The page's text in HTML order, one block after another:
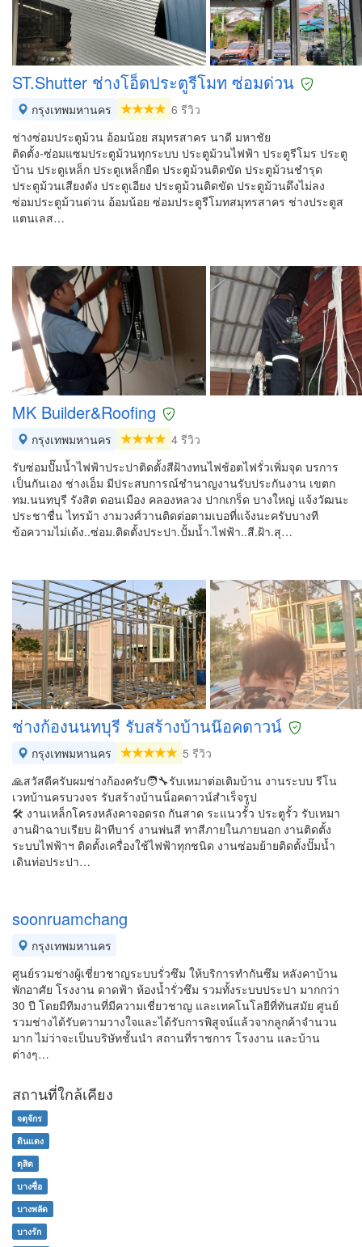
ST.Shutter ช่างโอ็ดประตูรีโมท ซ่อมด่วน
กรุงเทพมหานคร
6 รีวิว
ช่างซ่อมประตูม้วน อ้อมน้อย สมุทรสาคร นาดี มหาชัย
ติดตั้ง-ซ่อมแซมประตูม้วนทุกระบบ ประตูม้วนไฟฟ้า ประตูรีโมร ประตู
บ้าน ประตูเหล็ก ประตูเหล็กยืด ประตูม้วนติดขัด ประตูม้วนชำรุด
ประตูม้วนเสียงดัง ประตูเอียง ประตูม้วนติดขัด ประตูม้วนดึงไม่ลง
ซ่อมประตูม้วนด่วน อ้อมน้อย ซ่อมประตูรีโมทสมุทรสาคร ช่างประตูส
แตนเลส…
MK Builder&Roofing
กรุงเทพมหานคร
4 รีวิว
รับซ่อมปั๊มน้ำไฟฟ้าประปาติดตั้งสีฝ้างทนไฟช้อตไฟรั่วเพิ่มจุด บรการ
เป็นกันเอง ช่างเอ็ม มีประสบการณ์ชำนาญงานรับประกันงาน เขตก
ทม.นนทบุรี รังสิต ดอนเมือง คลองหลวง ปากเกร็ด บางใหญ่ แจ้งวัฒนะ
ประชาชื่น ไทรม้า งามวงศ์วานติดต่อตามเบอที่แจ้งนะครับบางที
ข้อความไม่เด้ง..ซ่อม.ติดตั้งประปา.ปั้มน้ำ.ไฟฟ้า..สี.ฝ้า.สุ…
ช่างก้องนนทบุรี รับสร้างบ้านน๊อค​ดาวน์
กรุงเทพมหานคร
5 รีวิว
🙏สวัสดีครับผมช่างก้องครับ🧑‍🔧รับเหมาต่อเติมบ้าน งานระบบ รีโน
เวทบ้านครบวงจร รับสร้างบ้านน็อคดาวน์สำเร็จรูป
🛠️ งานเหล็กโครงหลังคา​จอดรถ​ กันสาด ระแนวรั้ว​ ประตูรั้ว รับเหมา
งานฝ้าฉาบเรียบ ฝ้าทีบาร์ งานพ่นสี ทาสีภายในภายนอก งานติดตั้ง
ระบบไฟฟ้า​ฯ ติดตั้งเครื่องใช้ไฟฟ้าทุกชนิด​ งานซ่อมย้ายติดตั้งปั๊มน้ำ
เดินท่อประปา​…
soonruamchang
กรุงเทพมหานคร
ศูนย์รวมช่างผู้เชี่ยวชาญระบบรั่วซึม ให้บริการทำกันซึม หลังคาบ้าน
พักอาศัย โรงงาน ดาดฟ้า ห้องน้ำรั่วซึม รวมทั้งระบบประปา มากกว่า
30 ปี โดยมีทีมงานที่มีความเชี่ยวชาญ และเทคโนโลยีที่ทันสมัย ศูนย์
รวมช่างได้รับความวางใจและได้รับการพิสูจน์แล้วจากลูกค้าจำนวน
มาก ไม่ว่าจะเป็นบริษัทชั้นนำ สถานที่ราชการ โรงงาน และบ้าน
ต่างๆ…
สถานที่ใกล้เคียง
จตุจักร
ดินแดง
ดุสิต
บางซื่อ
บางพลัด
บางรัก